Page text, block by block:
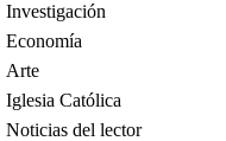
Investigación
Economía
Arte
Iglesia Católica
Noticias del lector